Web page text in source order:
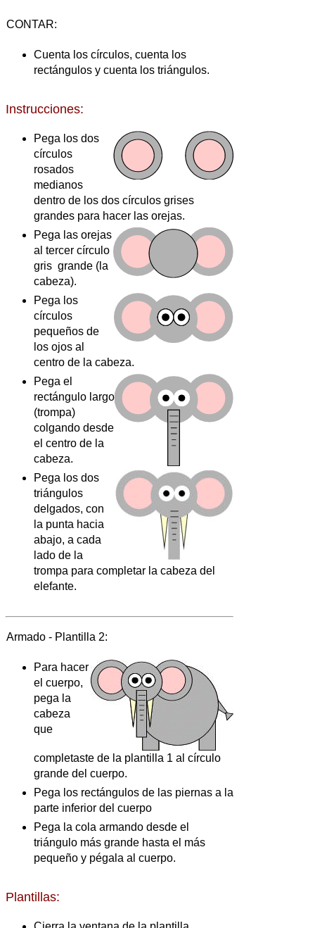
CONTAR:
Cuenta los círculos, cuenta los
rectángulos y cuenta los triángulos.
Instrucciones:
Pega los dos
círculos
rosados
medianos
dentro de los dos círculos grises
grandes para hacer las orejas.
Pega las orejas
al tercer círculo
gris grande (la
cabeza).
Pega los
círculos
pequeños de
los ojos al
centro de la cabeza.
Pega el
rectángulo largo
(trompa)
colgando desde
el centro de la
cabeza.
Pega los dos
triángulos
delgados, con
la punta hacia
abajo, a cada
lado de la
trompa para completar la cabeza del
elefante.
Armado - Plantilla 2:
Para hacer
el cuerpo,
pega la
cabeza
que
completaste de la plantilla 1 al círculo
grande del cuerpo.
Pega los rectángulos de las piernas a la
parte inferior del cuerpo
Pega la cola armando desde el
triángulo más grande hasta el más
pequeño y pégala al cuerpo.
Plantillas: